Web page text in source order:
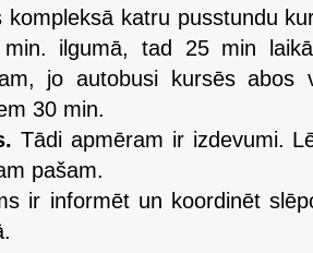
kompleksā katru pusstundu
ilgumā, tad 25 min
jo autobusi kursēs abos
30 min.
Tādi apmēram ir izdevumi.
pašam.
ir informēt un koordinēt